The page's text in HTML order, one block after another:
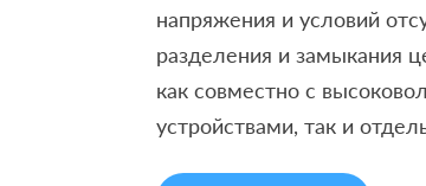
напряжения и условий
разделения и замыкания
как совместно с
устройствами, так и